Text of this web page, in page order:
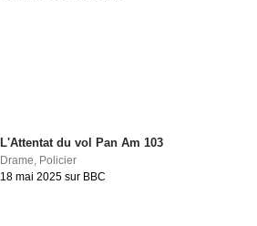
L'Attentat du vol Pan Am 103
Drame, Policier
18 mai 2025 sur BBC